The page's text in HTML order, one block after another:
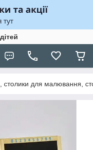
столики для малювання,